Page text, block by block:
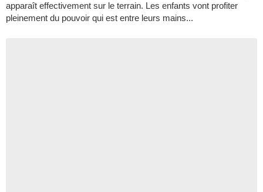
apparaît effectivement sur le terrain. Les enfants vont profiter
pleinement du pouvoir qui est entre leurs mains...